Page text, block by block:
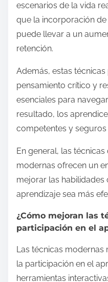
escenarios de la vida
que la incorporación
puede llevar a un
retención.
Además, estas
pensamiento crítico y
esenciales para
resultado, los
competentes y seguros
En general, las
modernas ofrecen un
mejorar las habilidades
aprendizaje sea más
¿Cómo mejoran las
participación en el
Las técnicas
la participación en el
herramientas